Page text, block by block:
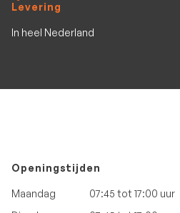
Levering
In heel Nederland
Openingstijden
Maandag
07:45 tot 17:00 uur